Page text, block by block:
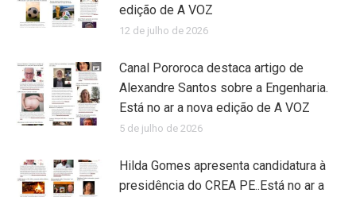
edição de A VOZ
12 de julho de 2026
Canal Pororoca destaca artigo de
Alexandre Santos sobre a Engenharia.
Está no ar a nova edição de A VOZ
5 de julho de 2026
Hilda Gomes apresenta candidatura à
presidência do CREA PE..Está no ar a